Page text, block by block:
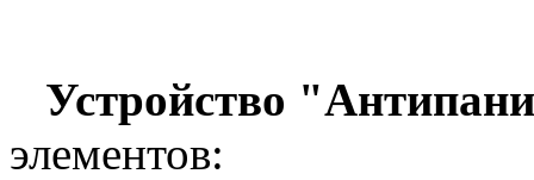
Устройство
элементов: